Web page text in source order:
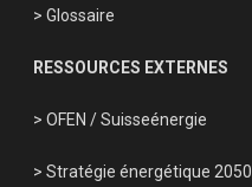
> Glossaire
RESSOURCES EXTERNES
> OFEN /Suisseénergie
> Stratégie énergétique 2050